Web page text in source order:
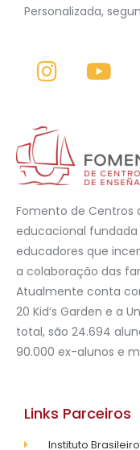
Personalizada,
Fomento de Centros
educacional fundada
educadores que
a colaboração das
Atualmente conta
20 Kid’s Garden e a
total, são 24.694
90.000 ex-alunos e
Links Parceiros
Instituto